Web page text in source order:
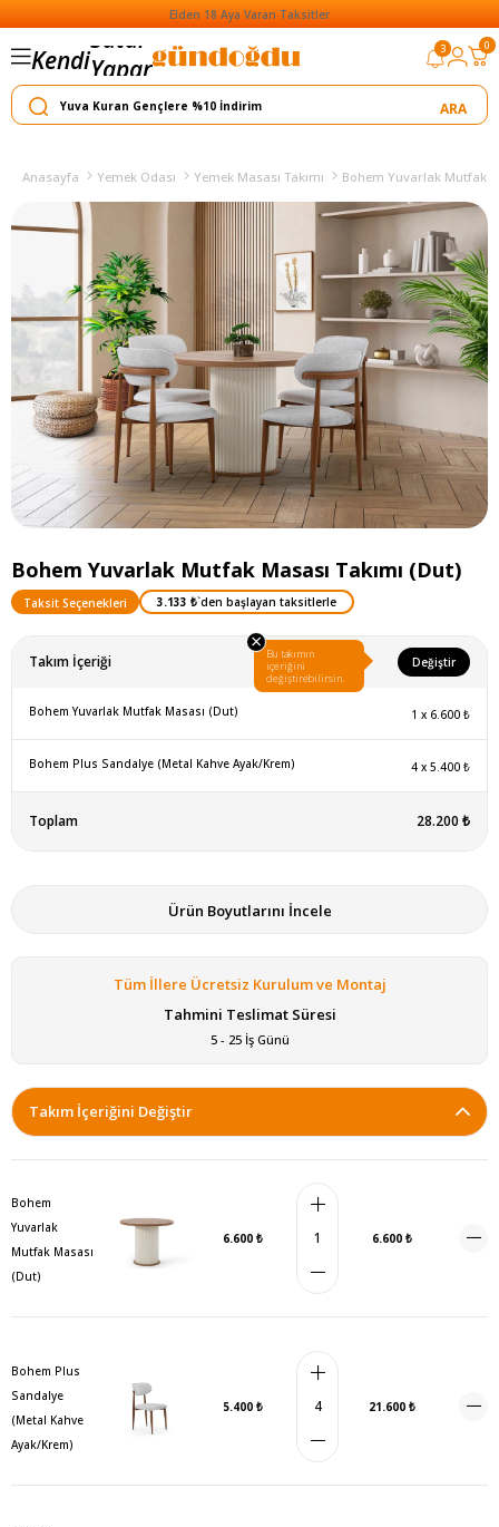
Elden 18 Aya Varan Taksitler
KendiYapar
Satar
3 0
Anasayfa Yemek Odası Yemek Masası Takımı Bohem Yuvarlak Mutfak
Bohem Yuvarlak Mutfak Masası Takımı (Dut)
Taksit Seçenekleri 3.133 ₺`den başlayan taksitlerle
Takım İçeriği Değiştir
× Bu takımın
içeriğini
değiştirebilirsin.
Bohem Yuvarlak Mutfak Masası (Dut) 1 x 6.600 ₺
Bohem Plus Sandalye (Metal Kahve Ayak/Krem) 4x 5.400 ₺
Toplam 28.200 ₺
Ürün Boyutlarını İncele
Tüm İllere Ücretsiz Kurulum ve Montaj
Tahmini Teslimat Süresi
5 - 25 İş Günü
Takım İçeriğini Değiştir
Bohem
Yuvarlak
Mutfak Masası
(Dut)
6.600 ₺ 6.600 ₺
Bohem Plus
Sandalye
(Metal Kahve
Ayak/Krem)
5.400 ₺ 21.600 ₺